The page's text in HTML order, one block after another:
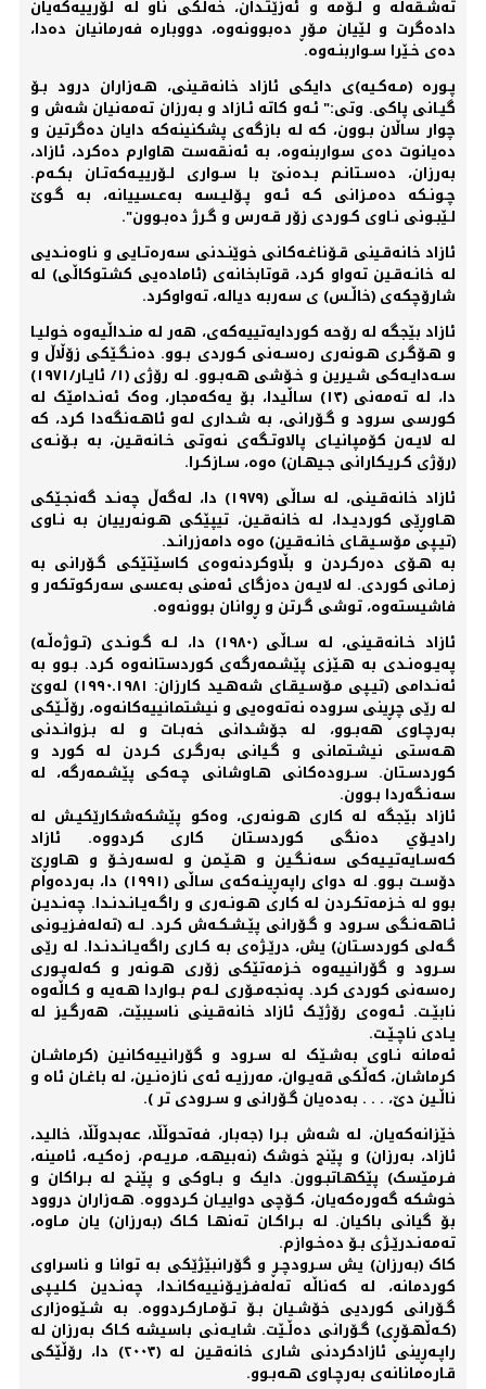
تەشـقەڵە و لـۆمە و ئەزێتـدان، خەڵکی ناو لە لۆرییەکەیان
دادەگرت و لێیان مـۆڕ دەبوونەوە، دووبارە فەرمانیان دەدا،
دەی خـێرا سـواربنـەوە.
پـورە (مـەکـیە)ی دایکی ئازاد خانەقـینی، هـەزاران درود بـۆ
گیـانی پاکی. وتی:" ئـەو کاتە ئـازاد و بەرزان تەمەنیان شەش و
چوار ساڵان بـوون، کە لە بازگەی پشکنینەکە دایان دەگرتین و
دەیانوت دەی سواربنەوە، بە ئەنقەست هاوارم دەکرد، ئازاد،
بەرزان، دەسـتانـم بـدەنێ با سـواری لـۆرییـەکەتـان بکـەم.
چـونـکە دەمـزانی کـە ئـەو پـۆلیـسە بەعـسییانە، بە گـوێ
لـێبـونی نـاوی کـوردی زۆر قـەرس و گـرژ دەبـوون".
ئازاد خانەقـینی قـۆناغـەکانی خوێنـدنی سەرەتـایی و ناوەنـدیی
لە خانـەقـین تەواو کرد، قوتابخانەی (ئامادەیی کشتوکاڵی) لە
شارۆچکەی (خاڵـس) ی سەربە دیالە، تەواوکرد.
ئازاد بێجگە لە رۆحە کوردایەتییەکەی، هەر لە منـداڵیەوە خولیـا
و هـۆگـری هـونەری رەسـەنی کـوردی بـوو. دەنـگـێکی زۆڵاڵ و
سـەدایـەکی شـیرین و خـۆشی هـەبـوو. لە رۆژی (١/ ئایـار/١٩٧١)
دا، لە تەمەنی (١٣) ساڵیدا، بۆ یەکەمجار، وەک ئەنـدامێک لە
کورسی سرود و گـۆرانی، بە شـداری لەو ئاهـەنگەدا کرد، کە
لە لایـەن کۆمپانیـای پالاوتـگەی نەوتی خـانەقـین، بە بـۆنـەی
(رۆژی کـریـکارانی جـیهـان) ەوە، سـازکـرا.
ئازاد خانەقـینی، لە ساڵی (١٩٧٩) دا، لەگەڵ چەنـد گەنجـێکی
هـاوڕێی کوردیـدا، لە خانەقـین، تیپێکی هـونەرییان بە نـاوی
(تیـپی مۆسـیقـای خانـەقـین) ەوە دامەزرانـد.
بە هـۆی دەرکـردن و بڵاوکردنەوەی کاسێتێکی گـۆرانی بە
زمـانی کوردی. لە لایـەن دەزگای ئەمنی بەعسی سەرکوتکەر و
فاشیستەوە، توشی گـرتن و ڕوانان بوونەوە.
ئازاد خـانەقـینی، لە سـاڵی (١٩٨٠) دا، لـە گـونـدی (تـوژەڵـە)
پەیـوەنـدی بە هـێزی پێشـمەرگەی کوردستانەوە کرد. بـوو بە
ئەنـدامی (تیـپی مـۆسـیقـای شەهـید کارزان: ١٩٨١ـ١٩٩٠) لەوێ
لە رێی چڕینی سرودە نەتەوەیی و نیشتمانییەکانەوە، رۆڵـێکی
بەرچـاوی هەبـوو، لە جۆشـدانی خەبـات و لە بـزوانـدنی
هـەستی نیشـتمانی و گـیانی بەرگـری کـردن لە کورد و
کوردسـتان. سـرودەکانی هـاوشانی چـەکی پێشـمەرگە، لە
سەنـگەردا بـوون.
ئازاد بێجگە لە کاری هـونەری، وەکو پێشکەشکارێکیـش لە
رادیـۆي دەنگی کوردسـتان کاری کردووە. ئازاد
کەسـایەتیـیەکی سەنـگـین و هـێـمن و لەسەرخـۆ و هـاوڕێ
دۆسـت بـوو. لە دوای راپەڕینـەکەی ساڵی (١٩٩١) دا، بەردەوام
بوو لە خـزمەتکـردن لە کاری هـونـەری و راگـەیـانـدنـدا. چەنـدیـن
ئـاهـەنـگی سـرود و گـۆرانی پێـشـکـەش کـرد. لـە (تەلەفـزیـونی
گـەلی کوردسـتان) یش، درێـژەی بە کـاری راگەیـانـدنـدا. لە رێی
سـرود و گۆرانییەوە خـزمەتێکی زۆری هـونەر و کەلەپـوری
رەسەنی کوردی کرد. پەنجەمـۆری لـەم بـواردا هـەیە و کـاڵەوە
نابێـت. ئـەوەی رۆژێـک ئازاد خانەقـینی ناسیبێت، هەرگـیز لە
یـادی ناچـێـت.
ئەمانە نـاوی بەشـێک لە سـرود و گۆرانییەکانین (کرماشـان
کرماشان، کەڵکی قەیـوان، مەرزیـە ئەی نازەنـین، لە باغـان ئاه و
ناڵـین دێ، . . . بەدەیان گـۆرانی و سـرودی تر ).
خێزانەکەیان، لە شەش بـرا (جەبار، فەتحوڵڵا، عەبدوڵڵا، خالید،
ئازاد، بەرزان) و پێنج خوشک (نەبیهـە، مـریـەم، زەکیـە، ئامینە،
فـرمێسک) پێکهـاتبـوون. دایک و بـاوکی و پێنـج لە بـراکان و
خوشکە گەورەکەیان، کـۆچی دواییـان کـردووە. هـەزاران دروود
بۆ گیانی باکیان. لە بـراکـان تەنهـا کـاک (بەرزان) یان مـاوە،
تەمەنـدرێـژی بـۆ دەخـوازم.
کاک (بەرزان) یش سـرودچـڕ و گۆرانبێژێکی بە توانا و ناسراوی
کوردمانە، لە کەناڵە تەلەفـزیـۆنییەکانـدا، چەنـدین کـلیـپی
گـۆرانی کوردیی خۆشـیان بـۆ تـۆمـارکـردووە. بە شـێوەزاری
(کـەڵهـۆڕی) گـۆرانی دەڵـێت. شایـەنی باسیشە کـاک بەرزان لە
راپـەڕینی ئازادکردنی شاری خانەقـین لە (٢٠٠٣) دا، رۆڵێکی
قـارەمانانەی بەرچـاوی هـەبـوو.